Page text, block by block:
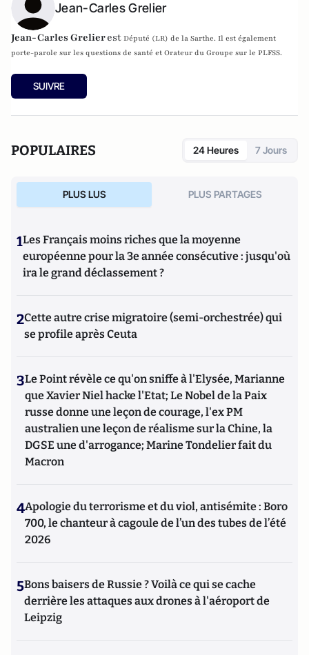
Jean-Carles Grelier
Jean-Carles Grelierest Député (LR) de la Sarthe. Il est également
porte-parole sur les questions de santé et Orateur du Groupe sur le PLFSS.
SUIVRE
POPULAIRES 24 Heures 7 Jours
PLUS LUS PLUS PARTAGES
1Les Français moins riches que la moyenne
européenne pour la 3e année consécutive : jusqu'où
ira le grand déclassement ?
2Cette autre crise migratoire (semi-orchestrée) qui
se profile après Ceuta
3Le Point révèle ce qu'on sniffe à l'Elysée, Marianne
que Xavier Niel hacke l'Etat; Le Nobel de la Paix
russe donne une leçon de courage, l'ex PM
australien une leçon de réalisme sur la Chine, la
DGSE une d'arrogance; Marine Tondelier fait du
Macron
4Apologie du terrorisme et du viol, antisémite : Boro
700, le chanteur à cagoule de l’un des tubes de l’été
2026
5Bons baisers de Russie ? Voilà ce qui se cache
derrière les attaques aux drones à l'aéroport de
Leipzig